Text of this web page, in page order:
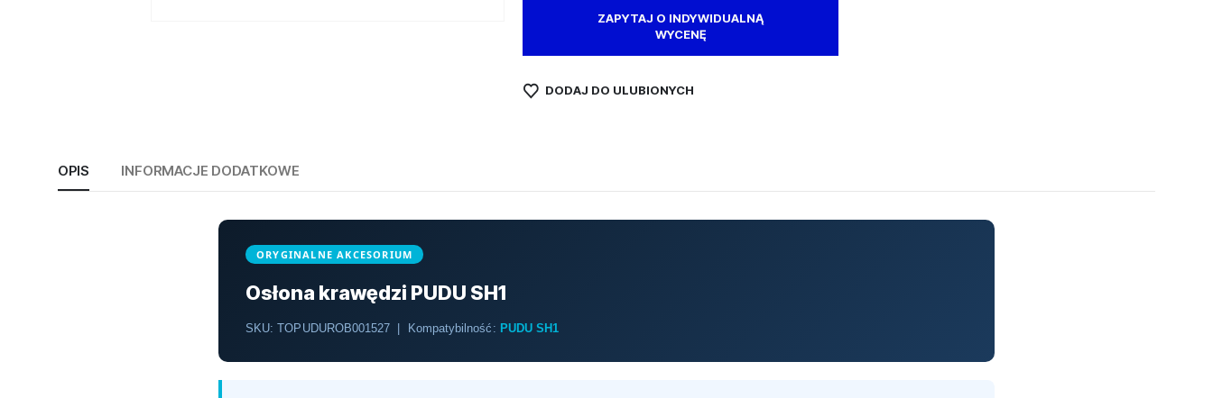
ZAPYTAJ O INDYWIDUALNĄ
WYCENĘ
DODAJ DO ULUBIONYCH
OPIS INFORMACJE DODATKOWE
ORYGINALNE AKCESORIUM
Osłona krawędzi PUDU SH1
SKU: TOPUDUROB001527 | Kompatybilność: PUDU SH1